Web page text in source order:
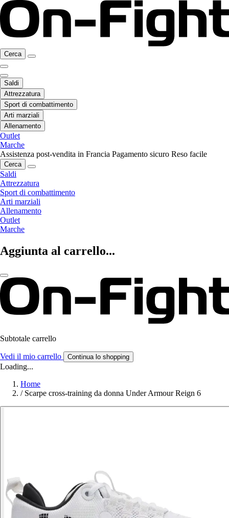
Cerca
Saldi
Attrezzatura
Sport di combattimento
Arti marziali
Allenamento
Outlet
Marche
Assistenza post-vendita in Francia Pagamento sicuro Reso facile
Cerca
Saldi
Attrezzatura
Sport di combattimento
Arti marziali
Allenamento
Outlet
Marche
Aggiunta al carrello...
Subtotale carrello
Vedi il mio carrello Continua lo shopping
Loading...
Home
/ Scarpe cross-training da donna Under Armour Reign 6